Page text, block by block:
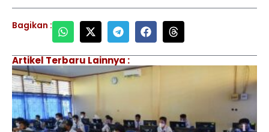
Bagikan :
Artikel Terbaru Lainnya :